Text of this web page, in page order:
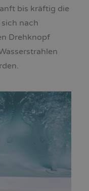
bis kräftig die
nach
Drehknopf